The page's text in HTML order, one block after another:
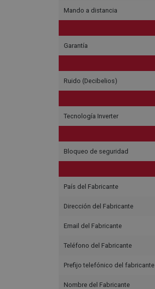
Mando a distancia
Garantía
Ruido (Decibelios)
Tecnología Inverter
Bloqueo de seguridad
País del Fabricante
Dirección del Fabricante
Email del Fabricante
Teléfono del Fabricante
Prefijo telefónico del fabricante
Nombre del Fabricante